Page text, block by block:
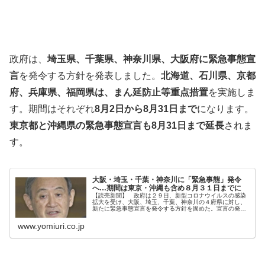
政府は、 埼玉県、千葉県、神奈川県、大阪府に緊急事態宣
言を発令する方針を発表しました。 北海道、石川県、京都
府、兵庫県、福岡県は、まん延防止等重点措置を実施しま
す。期間はそれぞれ8月2日から8月31日までになります。
東京都と沖縄県の緊急事態宣言も8月31日まで延長されま
す。
大阪・埼玉・千葉・神奈川に「緊急事態」発令
へ…期間は東京・沖縄も含め８月３１日までに
【読売新聞】 政府は２９日、新型コロナウイルスの感染
拡大を受け、大阪、埼玉、千葉、神奈川の４府県に対し、
新たに緊急事態宣言を発令する方針を固めた。宣言の発令
www.yomiuri.co.jp